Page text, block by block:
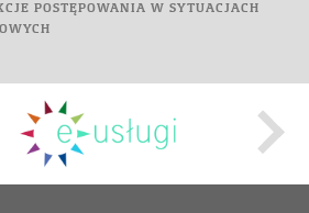
POSTĘPOWANIA W SYTUACJACH